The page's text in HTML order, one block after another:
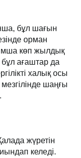
бұл шағын
орман
көп жылдық
бұл ағаштар да
халық осы
шаңғы
жүретін
келеді.